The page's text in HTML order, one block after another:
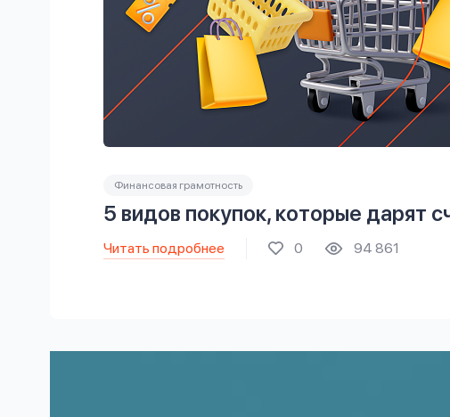
Финансовая грамотность
5 видов покупок, которые дарят
Читать подробнее 0 94 861